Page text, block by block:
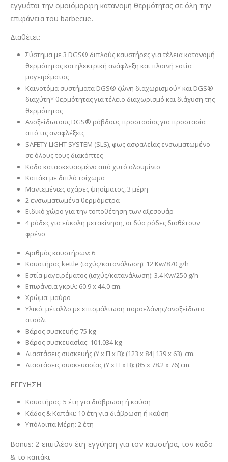
εγγυάται την ομοιόμορφη κατανομή θερμότητας σε όλη την
επιφάνεια του barbecue.
Διαθέτει:
Σύστημα με 3 DGS® διπλούς καυστήρες για τέλεια κατανομή
θερμότητας και ηλεκτρική ανάφλεξη και πλαϊνή εστία
μαγειρέματος
Καινοτόμα συστήματα DGS® ζώνη διαχωρισμού* και DGS®
διαχύτη* θερμότητας για τέλειο διαχωρισμό και διάχυση της
θερμότητας
Ανοξείδωτους DGS® ράβδους προστασίας για προστασία
από τις αναφλέξεις
SAFETY LIGHT SYSTEM (SLS), φως ασφαλείας ενσωματωμένο
σε όλους τους διακόπτες
Κάδο κατασκευασμένο από χυτό αλουμίνιο
Καπάκι με διπλό τοίχωμα
Μαντεμένιες σχάρες ψησίματος, 3 μέρη
2 ενσωματωμένα θερμόμετρα
Ειδικό χώρο για την τοποθέτηση των αξεσουάρ
4 ρόδες για εύκολη μετακίνηση, οι δύο ρόδες διαθέτουν
φρένο
Αριθμός καυστήρων: 6
Καυστήρας kettle (ισχύς/κατανάλωση): 12 Kw/870 g/h
Εστία μαγειρέματος (ισχύς/κατανάλωση): 3.4 Kw/250 g/h
Επιφάνεια γκριλ: 60.9 x 44.0 cm.
Χρώμα: μαύρο
Υλικό: μέταλλο με επισμάλτωση πορσελάνης/ανοξείδωτο
ατσάλι
Βάρος συσκευής: 75 kg
Βάρος συσκευασίας: 101.034 kg
Διαστάσεις συσκευής (Υ x Π x Β): (123 x 84|139 x 63) cm.
Διαστάσεις συσκευασίας (Υ x Π x Β): (85 x 78.2 x 76) cm.
ΕΓΓΥΗΣΗ
Καυστήρας: 5 έτη για διάβρωση ή καύση
Κάδος & Καπάκι: 10 έτη για διάβρωση ή καύση
Υπόλοιπα Μέρη: 2 έτη
Bonus: 2 επιπλέον έτη εγγύηση για τον καυστήρα, τον κάδο
& το καπάκι